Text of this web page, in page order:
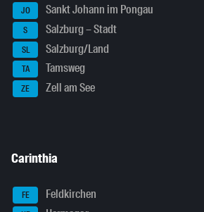
JO Sankt Johann im Pongau
S Salzburg – Stadt
SL Salzburg/Land
TA Tamsweg
ZE Zell am See
Carinthia
FE Feldkirchen